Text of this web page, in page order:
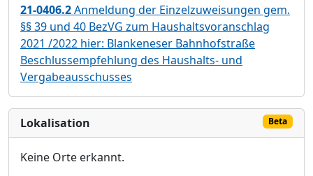
21-0406.2Anmeldung der Einzelzuweisungen gem.
§§ 39 und 40 BezVG zum Haushaltsvoranschlag
2021 /2022 hier: Blankeneser Bahnhofstraße
Beschlussempfehlung des Haushalts- und
Vergabeausschusses
Lokalisation Beta
Keine Orte erkannt.